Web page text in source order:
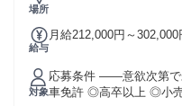
場所
給与
月給212,000円～
（残業時間 月2h程度）
プコース】早期キャリア
～317,600円 （15ｈ分時
対象
応募条件 ――意欲次第で未経
車免許 ◎高卒以上 ◎小